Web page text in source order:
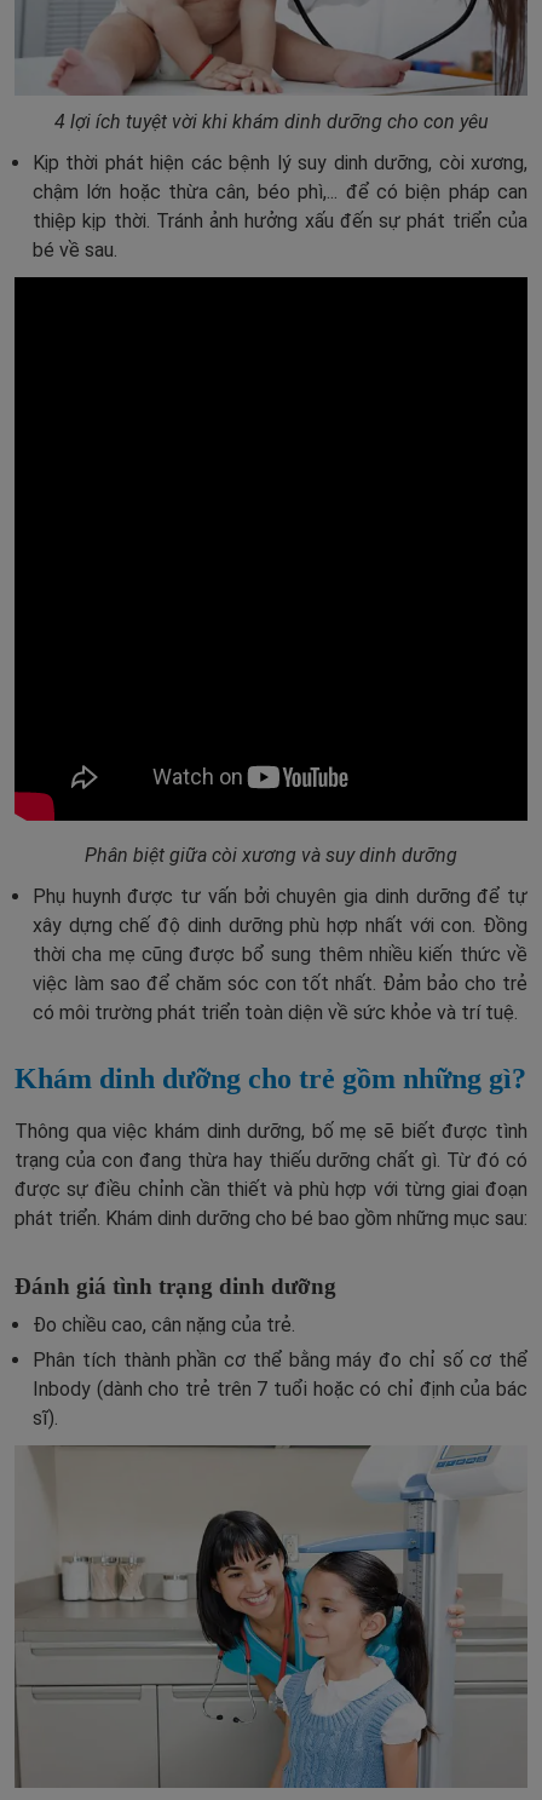
4 lợi ích tuyệt vời khi khám dinh dưỡng cho con yêu
Kịp thời phát hiện các bệnh lý suy dinh dưỡng, còi xương,
chậm lớn hoặc thừa cân, béo phì,... để có biện pháp can
thiệp kịp thời. Tránh ảnh hưởng xấu đến sự phát triển của
bé về sau.
Phân biệt giữa còi xương và suy dinh dưỡng
Phụ huynh được tư vấn bởi chuyên gia dinh dưỡng để tự
xây dựng chế độ dinh dưỡng phù hợp nhất với con. Đồng
thời cha mẹ cũng được bổ sung thêm nhiều kiến thức về
việc làm sao để chăm sóc con tốt nhất. Đảm bảo cho trẻ
có môi trường phát triển toàn diện về sức khỏe và trí tuệ.
Khám dinh dưỡng cho trẻ gồm những gì?
Thông qua việc khám dinh dưỡng, bố mẹ sẽ biết được tình
trạng của con đang thừa hay thiếu dưỡng chất gì. Từ đó có
được sự điều chỉnh cần thiết và phù hợp với từng giai đoạn
phát triển. Khám dinh dưỡng cho bé bao gồm những mục sau:
Đánh giá tình trạng dinh dưỡng
Đo chiều cao, cân nặng của trẻ.
Phân tích thành phần cơ thể bằng máy đo chỉ số cơ thể
Inbody (dành cho trẻ trên 7 tuổi hoặc có chỉ định của bác
sĩ).